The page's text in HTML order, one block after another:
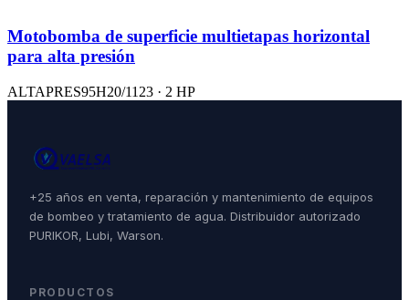
Motobomba de superficie multietapas horizontal
para alta presión
ALTAPRES95H20/1123 · 2 HP
+25 años en venta, reparación y mantenimiento de equipos
de bombeo y tratamiento de agua. Distribuidor autorizado
PURIKOR, Lubi, Warson.
PRODUCTOS